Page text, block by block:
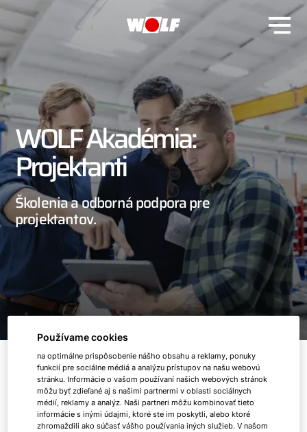
WOLF Akadémia:
Projektanti
Školenia a odborná podpora pre
projektantov.
Čo u nás získate?
Používame cookies
na optimálne prispôsobenie nášho obsahu a reklamy, ponuky
funkcií pre sociálne médiá a analýzu prístupov na našu webovú
stránku. Informácie o vašom používaní našich webových stránok
môžu byť zdieľané aj s našimi partnermi v oblasti sociálnych
médií, reklamy a analýz. Naši partneri môžu kombinovať tieto
informácie s inými údajmi, ktoré ste im poskytli, alebo ktoré
zhromaždili ako súčasť vášho používania iných služieb. V našom